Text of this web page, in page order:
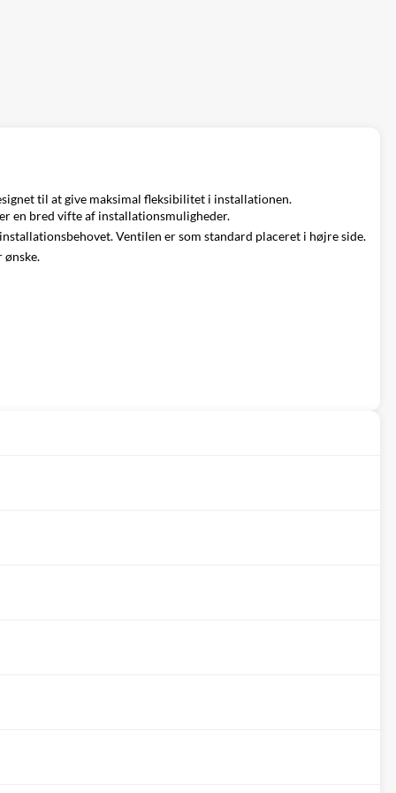
til at give maksimal fleksibilitet i installationen.
en bred vifte af installationsmuligheder.
Ventilen er som standard placeret i højre side.
ønske.